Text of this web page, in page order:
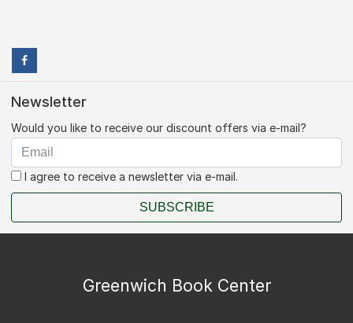
Newsletter
Would you like to receive our discount offers via e-mail?
I agree to receive a newsletter via e-mail.
SUBSCRIBE
Greenwich Book Center